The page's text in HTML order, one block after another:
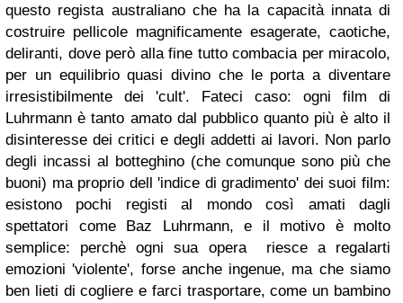
questo regista australiano che ha la capacità innata di
costruire pellicole magnificamente esagerate, caotiche,
deliranti, dove però alla fine tutto combacia per miracolo,
per un equilibrio quasi divino che le porta a diventare
irresistibilmente dei 'cult'. Fateci caso: ogni film di
Luhrmannè tanto amato dal pubblico quanto più è alto il
disinteresse dei critici e degli addetti ai lavori. Non parlo
degli incassi al botteghino (che comunque sono più che
buoni) ma proprio dell 'indice di gradimento' dei suoi film:
esistono pochi registi al mondo così amati dagli
spettatori come Baz Luhrmann, e il motivo è molto
semplice: perchè ogni sua opera riesce a regalarti
emozioni 'violente', forse anche ingenue, ma che siamo
ben lieti di cogliere e farci trasportare, come un bambino